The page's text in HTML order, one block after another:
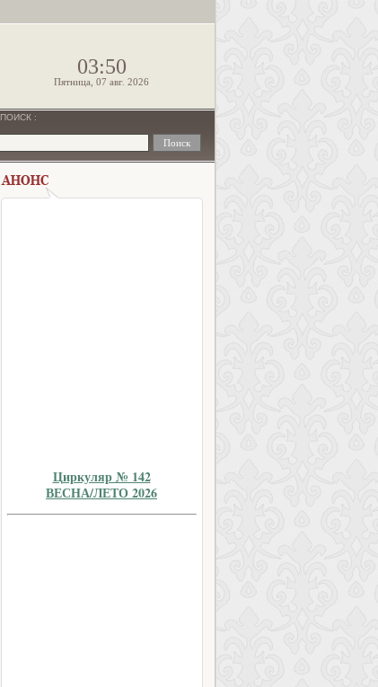
03:50
Пятница, 07 авг. 2026
ПОИСК :
Циркуляр № 142
ВЕСНА/ЛЕТО 2026